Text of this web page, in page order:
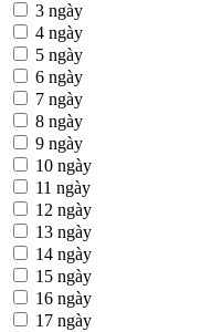
3 ngày
4 ngày
5 ngày
6 ngày
7 ngày
8 ngày
9 ngày
10 ngày
11 ngày
12 ngày
13 ngày
14 ngày
15 ngày
16 ngày
17 ngày